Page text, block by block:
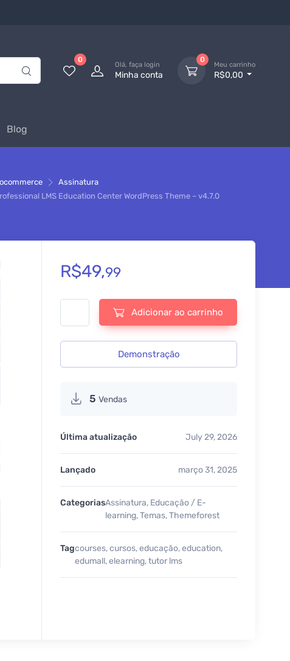
0
Olá, faça login
Minha conta
0
Meu carrinho
R$0,00
Blog
Assinatura
LMS Education Center WordPress Theme – v4.7.0
R$49,99
EduMall – Professional LMS Education Center WordPress
Adicionar ao carrinho
Demonstração
5 Vendas
Última atualização July 29, 2026
Lançado março 31, 2025
CategoriasAssinatura, Educação / E-
learning,Temas,Themeforest
Tagcourses,cursos,educação,education,
edumall,elearning,tutor lms